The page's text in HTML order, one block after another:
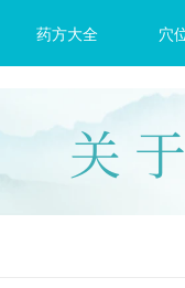
药方大全 穴